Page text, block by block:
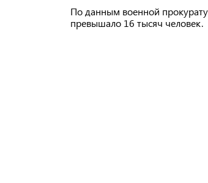
По данным военной
превышало 16 тысяч человек.